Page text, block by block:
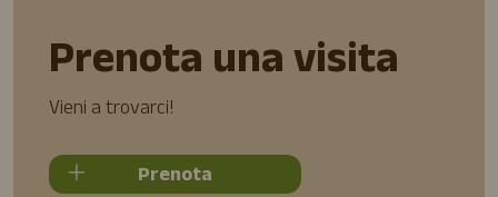
Prenota una visita
Vieni a trovarci!
Prenota